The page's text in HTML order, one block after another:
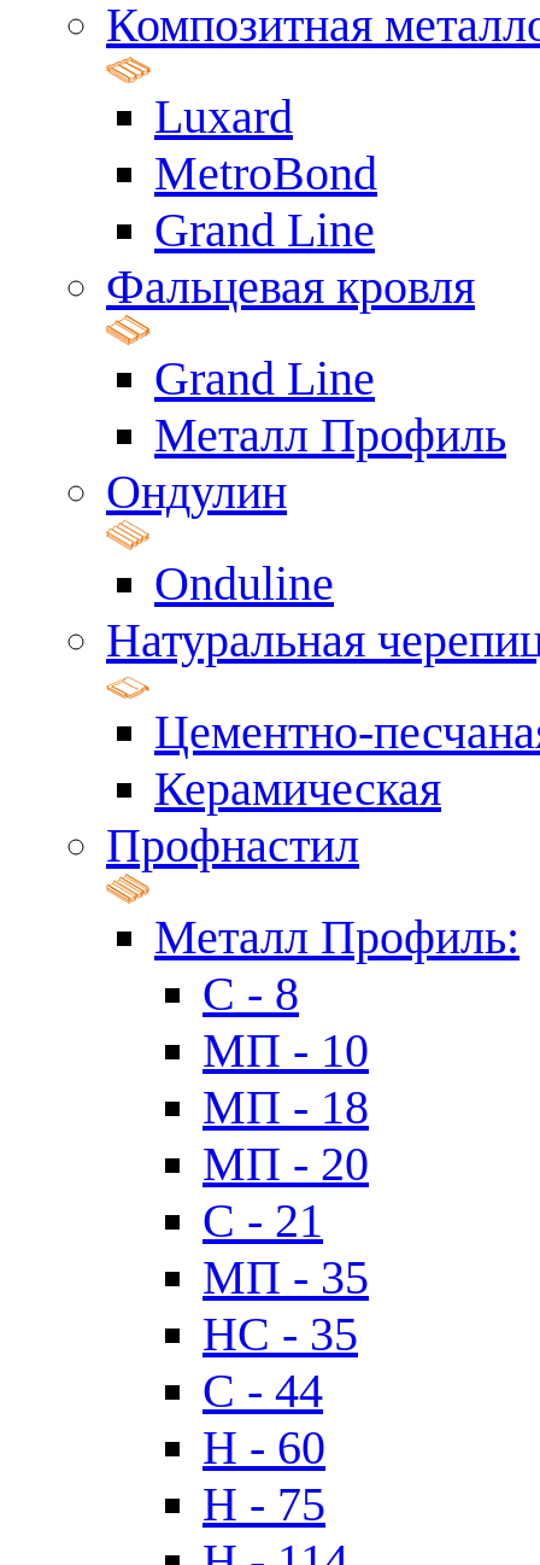
Композитная
Luxard
MetroBond
Grand Line
Фальцевая кровля
Grand Line
Металл Профиль
Ондулин
Onduline
Натуральная
Цементно-
Керамическая
Профнастил
Металл Профиль:
C - 8
МП - 10
МП - 18
МП - 20
C - 21
МП - 35
HC - 35
C - 44
H - 60
H - 75